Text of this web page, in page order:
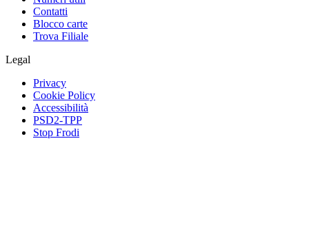
Contatti
Blocco carte
Trova Filiale
Legal
Privacy
Cookie Policy
Accessibilità
PSD2-TPP
Stop Frodi